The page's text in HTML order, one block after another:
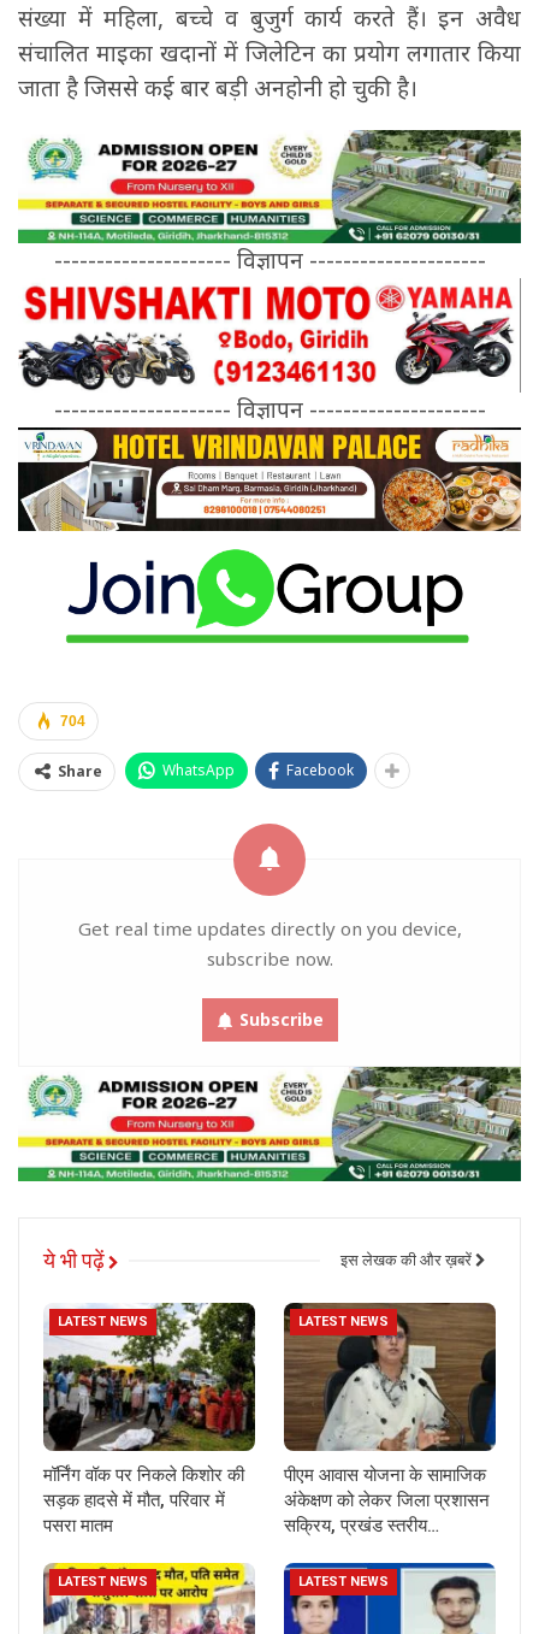
संख्या में महिला, बच्चे व बुजुर्ग कार्य करते हैं। इन अवैध
संचालित माइका खदानों में जिलेटिन का प्रयोग लगातार किया
जाता है जिससे कई बार बड़ी अनहोनी हो चुकी है।
--------------------- विज्ञापन ---------------------
--------------------- विज्ञापन ---------------------
704
Share WhatsApp Facebook
Get real time updates directly on you device,
subscribe now.
Subscribe
ये भी पढ़ें इस लेखक की और ख़बरें
LATEST NEWS
मॉर्निंग वॉक पर निकले किशोर की
सड़क हादसे में मौत, परिवार में
पसरा मातम
LATEST NEWS
पीएम आवास योजना के सामाजिक
अंकेक्षण को लेकर जिला प्रशासन
सक्रिय, प्रखंड स्तरीय…
LATEST NEWS LATEST NEWS